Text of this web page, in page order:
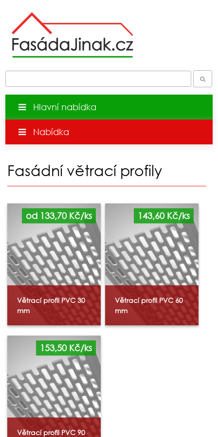
Hlavní nabídka
Nabídka
Fasádní větrací profily
od 133,70 Kč/ks
Větrací profil PVC 30
mm
143,60 Kč/ks
Větrací profil PVC 60
mm
153,50 Kč/ks
Větrací profil PVC 90